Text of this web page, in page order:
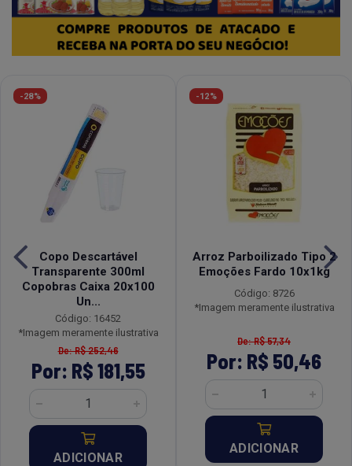
-28%
Copo Descartável
Transparente 300ml
Copobras Caixa 20x100
Un...
Código: 16452
*Imagem meramente ilustrativa
De: R$ 252,46
Por: R$ 181,55
ADICIONAR
-12%
Arroz Parboilizado Tipo 2
Emoções Fardo 10x1kg
Código: 8726
*Imagem meramente ilustrativa
De: R$ 57,34
Por: R$ 50,46
ADICIONAR